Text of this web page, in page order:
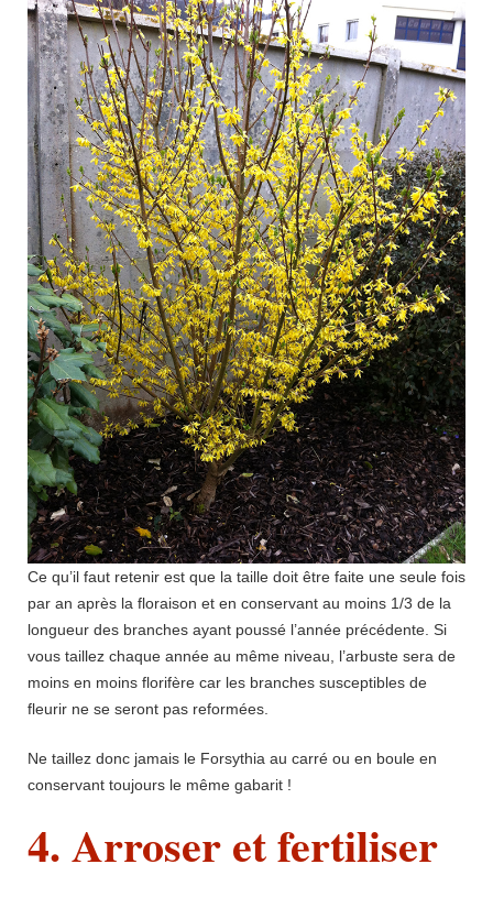
Ce qu’il faut retenir est que la taille doit être faite une seule fois
par an après la floraison et en conservant au moins 1/3 de la
longueur des branches ayant poussé l’année précédente. Si
vous taillez chaque année au même niveau, l’arbuste sera de
moins en moins florifère car les branches susceptibles de
fleurir ne se seront pas reformées.
Ne taillez donc jamais le Forsythia au carré ou en boule en
conservant toujours le même gabarit !
4. Arroser et fertiliser